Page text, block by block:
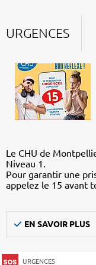
URGENCES
Le CHU de
Niveau 1.
Pour garantir une
appelez le 15 avant
EN SAVOIR PLUS
URGENCES